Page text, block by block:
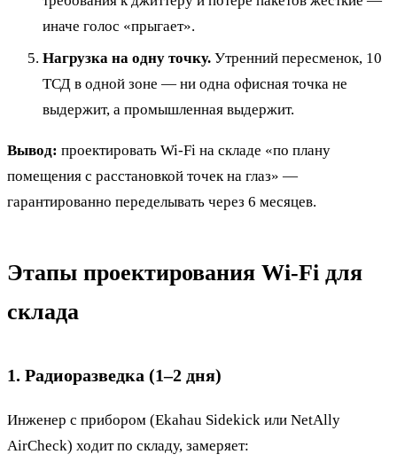
иначе голос «прыгает».
Нагрузка на одну точку. Утренний пересменок, 10
ТСД в одной зоне — ни одна офисная точка не
выдержит, а промышленная выдержит.
Вывод: проектировать Wi-Fi на складе «по плану
помещения с расстановкой точек на глаз» —
гарантированно переделывать через 6 месяцев.
Этапы проектирования Wi-Fi для
склада
1. Радиоразведка (1–2 дня)
Инженер с прибором (Ekahau Sidekick или NetAlly
AirCheck) ходит по складу, замеряет: